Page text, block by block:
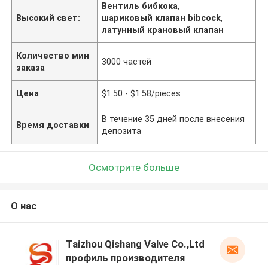
Высокий свет:
Вентиль бибкока,
шариковый клапан bibcock,
латунный крановый клапан
Количество мин
заказа
3000 частей
Цена $1.50 - $1.58/pieces
Время доставки
В течение 35 дней после внесения
депозита
Осмотрите больше
О нас
Taizhou Qishang Valve Co.,Ltd
профиль производителя